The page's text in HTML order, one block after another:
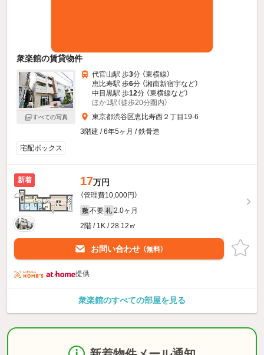
衆楽館の賃貸物件
すべての写真
代官山駅 歩3分 （東横線）
恵比寿駅 歩6分 （湘南新宿宇など）
中目黒駅 歩12分 （東横線など）
ほか1駅（徒歩20分圏内）
東京都渋谷区恵比寿西２丁目19-6
3階建 / 6年5ヶ月 / 鉄骨造
宅配ボックス
新着 17万円
（管理費10,000円）
敷 不要 礼 2.0ヶ月
2階 / 1K / 28.12㎡
お問い合わせ （無料）
提供
衆楽館のすべての部屋を見る